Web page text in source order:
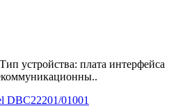
устройства: плата интерфейса